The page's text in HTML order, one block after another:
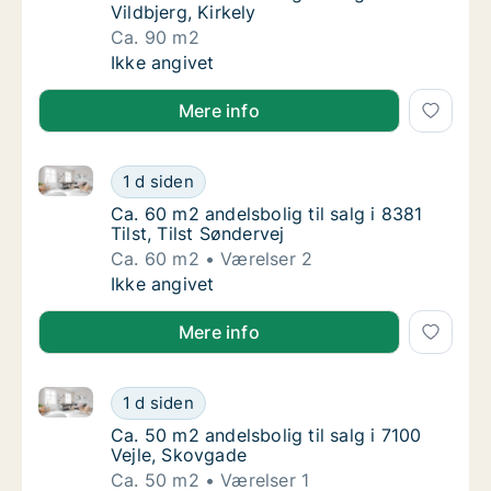
Vildbjerg, Kirkely
Ca. 90 m2
Ca. 90 m2 andelsbolig til salg i 7480
Ikke angivet
Mere info
Ca. 60 m2 andelsbolig til salg i 8381 Tilst,
1 d siden
Ca. 60 m2 andelsbolig til salg i 8381 Tilst, Tilst
Ca. 60 m2 andelsbolig til salg i 8381 Tilst,
Ca. 60 m2 andelsbolig til salg i 8381
Tilst, Tilst Søndervej
Ca. 60 m2
Værelser 2
Ca. 60 m2 andelsbolig til salg i 8381 Tilst,
Ikke angivet
Mere info
Ca. 50 m2 andelsbolig til salg i 7100 Vejle,
1 d siden
Ca. 50 m2 andelsbolig til salg i 7100 Vejle, Skovgade
Ca. 50 m2 andelsbolig til salg i 7100 Vejle,
Ca. 50 m2 andelsbolig til salg i 7100
Vejle, Skovgade
Ca. 50 m2
Værelser 1